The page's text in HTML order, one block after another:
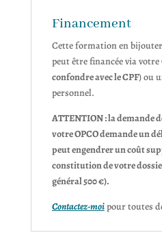
Financement
Cette formation en
peut être financée via votre
confondre avec le CPF) ou
personnel.
ATTENTION : la demande
votre OPCO demande un
peut engendrer un coût
constitution de votre
général 500 €).
Contactez-moipour toutes